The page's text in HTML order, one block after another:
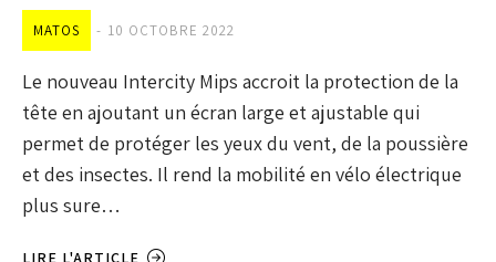
MATOS 10 OCTOBRE 2022
Le nouveau Intercity Mips accroit la protection de la
tête en ajoutant un écran large et ajustable qui
permet de protéger les yeux du vent, de la poussière
et des insectes. Il rend la mobilité en vélo électrique
plus sure…
LIRE L'ARTICLE